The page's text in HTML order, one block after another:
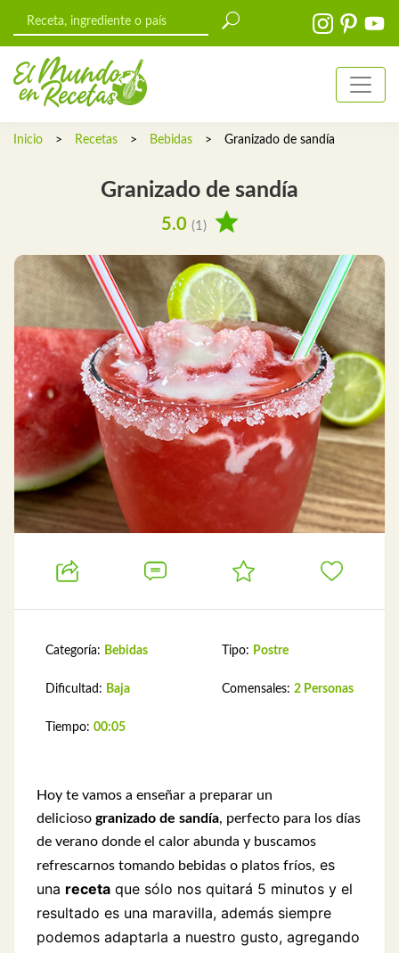
Inicio > Recetas > Bebidas > Granizado de sandía
Granizado de sandía
5.0 (1)
Categoría: Bebidas
Dificultad: Baja
Tiempo: 00:05
Tipo: Postre
Comensales: 2 Personas
Hoy te vamos a enseñar a preparar un
delicioso granizado de sandía, perfecto para los días
de verano donde el calor abunda y buscamos
refrescarnos tomando bebidas o platos fríos, es
una receta que sólo nos quitará 5 minutos y el
resultado es una maravilla, además siempre
podemos adaptarla a nuestro gusto, agregando